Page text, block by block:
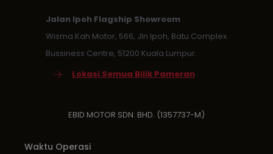
Jalan Ipoh Flagship Showroom
Wisma Kah Motor, 566, Jln Ipoh, Batu Complex
Bussiness Centre, 51200 Kuala Lumpur.
Lokasi Semua Bilik Pameran
EBID MOTOR SDN. BHD. (1357737-M)
Waktu Operasi